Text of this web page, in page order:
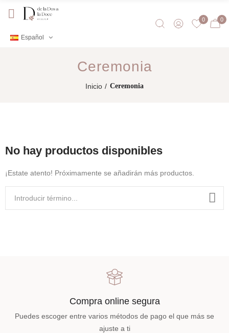
Español
0 0
Ceremonia
Inicio Ceremonia
No hay productos disponibles
¡Estate atento! Próximamente se añadirán más productos.
Compra online segura
Puedes escoger entre varios métodos de pago el que más se
ajuste a ti